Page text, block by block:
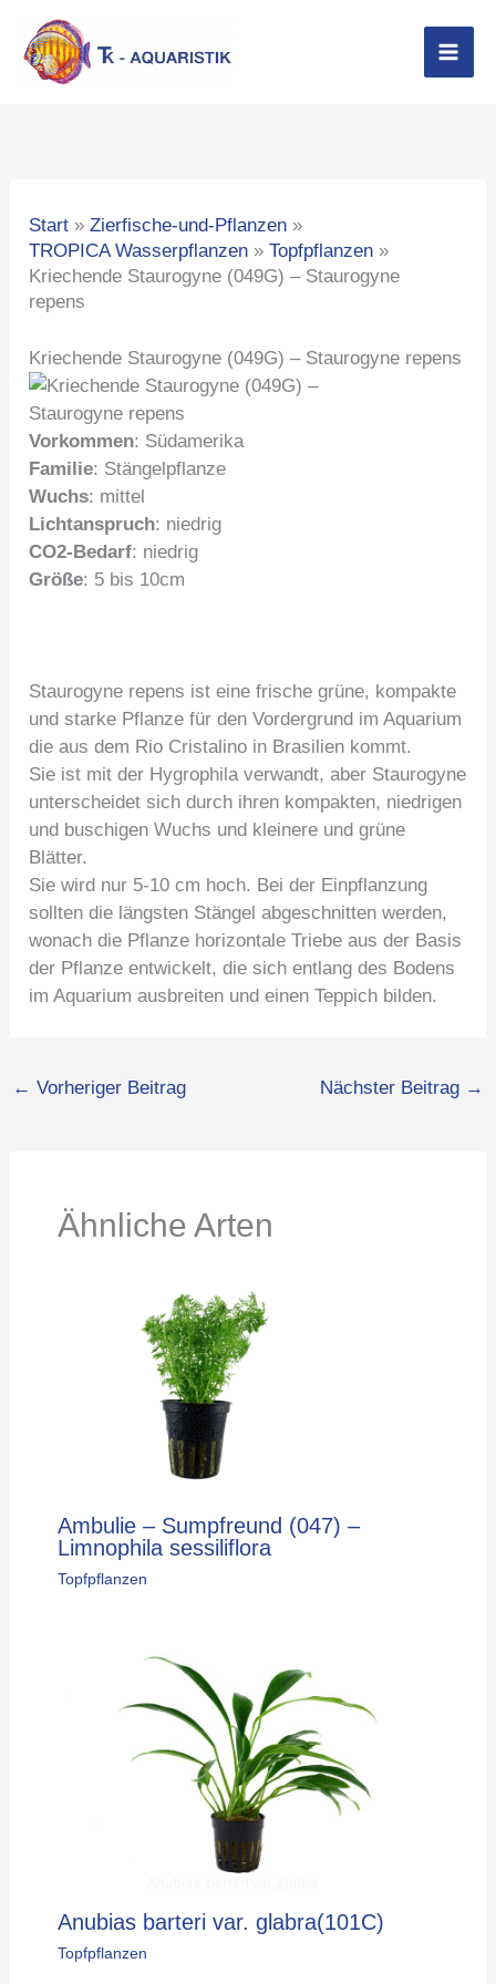
Inhalt
springen
Start
Zierfische-und-Pflanzen
TROPICA Wasserpflanzen
Topfpflanzen
Kriechende Staurogyne (049G) – Staurogyne
repens
Kriechende Staurogyne (049G) – Staurogyne repens
Vorkommen: Südamerika
Familie: Stängelpflanze
Wuchs: mittel
Lichtanspruch: niedrig
CO2-Bedarf: niedrig
Größe: 5 bis 10cm
Staurogyne repens ist eine frische grüne, kompakte
und starke Pflanze für den Vordergrund im Aquarium
die aus dem Rio Cristalino in Brasilien kommt.
Sie ist mit der Hygrophila verwandt, aber Staurogyne
unterscheidet sich durch ihren kompakten, niedrigen
und buschigen Wuchs und kleinere und grüne
Blätter.
Sie wird nur 5-10 cm hoch. Bei der Einpflanzung
sollten die längsten Stängel abgeschnitten werden,
wonach die Pflanze horizontale Triebe aus der Basis
der Pflanze entwickelt, die sich entlang des Bodens
im Aquarium ausbreiten und einen Teppich bilden.
← Vorheriger Beitrag Nächster Beitrag →
Ähnliche Arten
Ambulie – Sumpfreund (047) –
Limnophila sessiliflora
Topfpflanzen
Anubias barteri var. glabra(101C)
Topfpflanzen